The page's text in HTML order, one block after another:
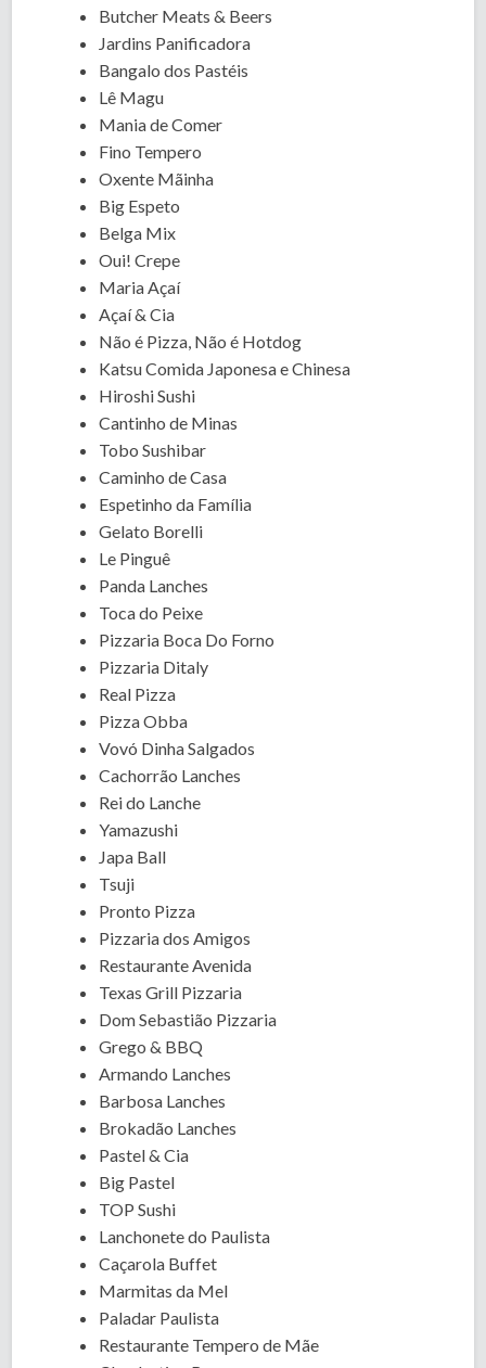
Butcher Meats & Beers
Jardins Panificadora
Bangalo dos Pastéis
Lê Magu
Mania de Comer
Fino Tempero
Oxente Mãinha
Big Espeto
Belga Mix
Oui! Crepe
Maria Açaí
Açaí & Cia
Não é Pizza, Não é Hotdog
Katsu Comida Japonesa e Chinesa
Hiroshi Sushi
Cantinho de Minas
Tobo Sushibar
Caminho de Casa
Espetinho da Família
Gelato Borelli
Le Pinguê
Panda Lanches
Toca do Peixe
Pizzaria Boca Do Forno
Pizzaria Ditaly
Real Pizza
Pizza Obba
Vovó Dinha Salgados
Cachorrão Lanches
Rei do Lanche
Yamazushi
Japa Ball
Tsuji
Pronto Pizza
Pizzaria dos Amigos
Restaurante Avenida
Texas Grill Pizzaria
Dom Sebastião Pizzaria
Grego & BBQ
Armando Lanches
Barbosa Lanches
Brokadão Lanches
Pastel & Cia
Big Pastel
TOP Sushi
Lanchonete do Paulista
Caçarola Buffet
Marmitas da Mel
Paladar Paulista
Restaurante Tempero de Mãe